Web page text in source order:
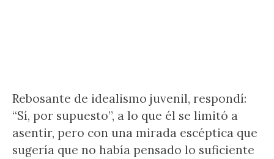
Rebosante de idealismo juvenil, respondí:
“Sí, por supuesto”, a lo que él se limitó a
asentir, pero con una mirada escéptica que
sugería que no había pensado lo suficiente